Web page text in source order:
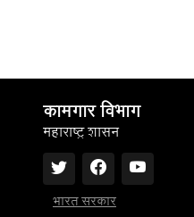
कामगार विभाग
महाराष्ट्र शासन
भारत सरकार